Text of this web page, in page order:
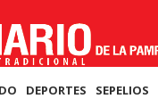
DEPORTES SEPELIOS